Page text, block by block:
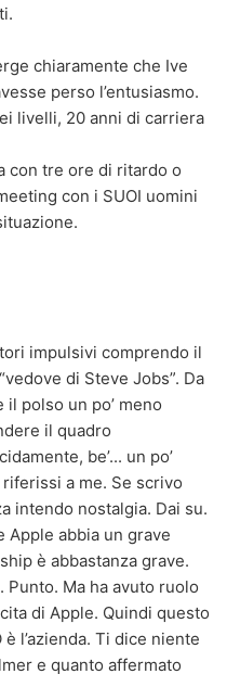
chiaramente che Ive
perso l’entusiasmo.
livelli, 20 anni di carriera
con tre ore di ritardo o
con i SUOI uomini
impulsivi comprendo il
di Steve Jobs”. Da
polso un po’ meno
il quadro
be’... un po’
a me. Se scrivo
intendo nostalgia. Dai su.
Apple abbia un grave
è abbastanza grave.
Punto. Ma ha avuto ruolo
di Apple. Quindi questo
l’azienda. Ti dice niente
e quanto affermato